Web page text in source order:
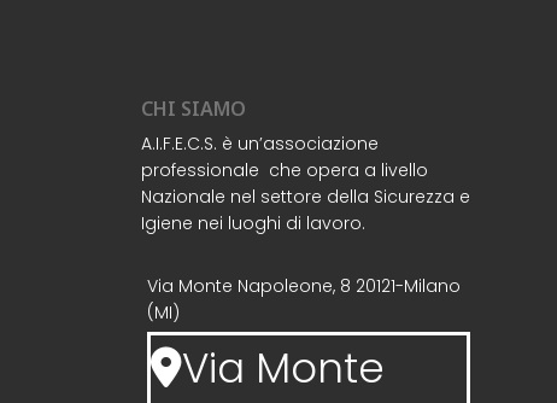
CHI SIAMO
A.I.F.E.C.S. è un’associazione
professionale che opera a livello
Nazionale nel settore della Sicurezza e
Igiene nei luoghi di lavoro.
Via Monte Napoleone, 8 20121-Milano
(MI)
Via Monte